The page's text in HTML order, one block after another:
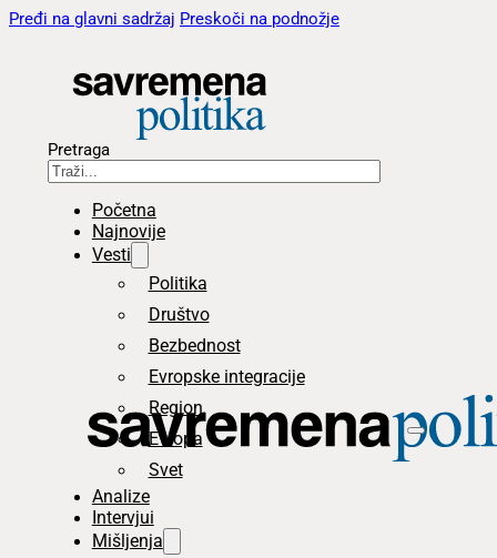
Pređi na glavni sadržaj Preskoči na podnožje
Pretraga
Početna
Najnovije
Vesti
Politika
Društvo
Bezbednost
Evropske integracije
Region
Evropa
Svet
Analize
Intervjui
Mišljenja